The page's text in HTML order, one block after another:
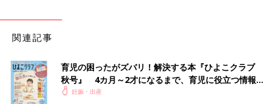
関連記事
育児の困ったがズバリ！解決する本『ひよこクラブ
秋号』 4カ月～2才になるまで、育児に役立つ情報が
いっぱい！
妊娠・出産